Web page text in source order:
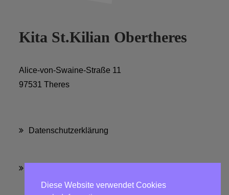
Kita St.Kilian Obertheres
Alice-von-Swaine-Straße 11
97531 Theres
Datenschutzerklärung
Diese Website verwendet Cookies